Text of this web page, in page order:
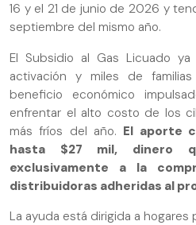
16 y el 21 de junio de 2026 y
septiembre del mismo año.
El Subsidio al Gas Licuado
activación y miles de
beneficio económico
enfrentar el alto costo de los
más fríos del año. El aporte
hasta $27 mil, dinero
exclusivamente a la
distribuidoras adheridas al
La ayuda está dirigida a